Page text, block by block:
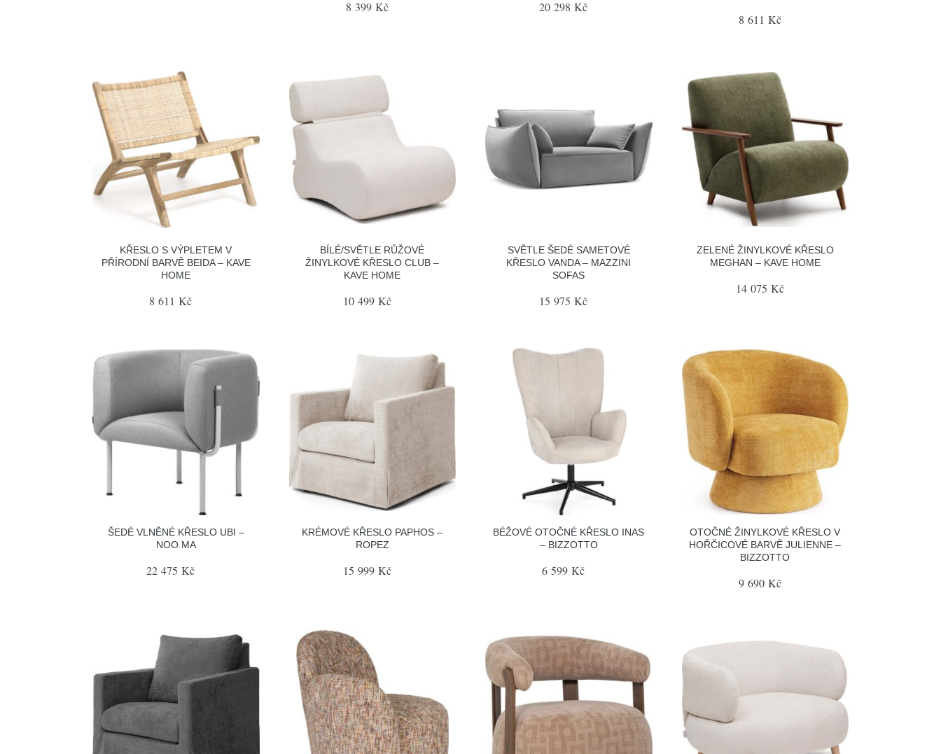
8 399 Kč 20 298 Kč
8 611 Kč
KŘESLO S VÝPLETEM V
PŘÍRODNÍ BARVĚ BEIDA – KAVE
HOME
8 611 Kč
BÍLÉ/SVĚTLE RŮŽOVÉ
ŽINYLKOVÉ KŘESLO CLUB –
KAVE HOME
10 499 Kč
SVĚTLE ŠEDÉ SAMETOVÉ
KŘESLO VANDA – MAZZINI
SOFAS
15 975 Kč
ZELENÉ ŽINYLKOVÉ KŘESLO
MEGHAN – KAVE HOME
14 075 Kč
ŠEDÉ VLNĚNÉ KŘESLO UBI –
NOO.MA
22 475 Kč
KRÉMOVÉ KŘESLO PAPHOS –
ROPEZ
15 999 Kč
BÉŽOVÉ OTOČNÉ KŘESLO INAS
– BIZZOTTO
6 599 Kč
OTOČNÉ ŽINYLKOVÉ KŘESLO V
HOŘČICOVÉ BARVĚ JULIENNE –
BIZZOTTO
9 690 Kč